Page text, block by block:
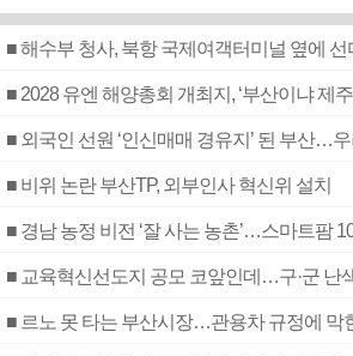
■ 해수부 청사, 북항 국제여객터미널 옆에 선
■ 2028 유엔 해양총회 개최지, ‘부산이냐 제
■ 외국인 선원 ‘인신매매 경유지’ 된 부산…
■ 비위 논란 부산TP, 외부인사 혁신위 설치
■ 경남 농정 비전 ‘잘 사는 농촌’…스마트팜
■ 교육혁신선도지 공모 코앞인데…구·군 난
■ 르노 못 타는 부산시장…관용차 규정에 막